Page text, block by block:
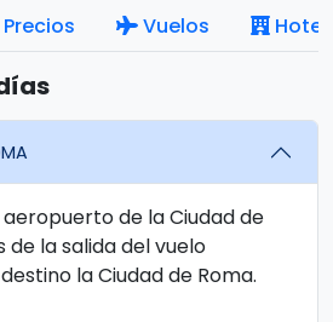
Precios Vuelos
de la Ciudad de
de la salida del vuelo
la Ciudad de Roma.